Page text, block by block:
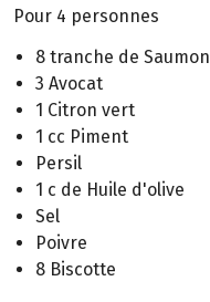
Pour 4 personnes
8 tranche de Saumon
3 Avocat
1 Citron vert
1 cc Piment
Persil
1 c de Huile d'olive
Sel
Poivre
8 Biscotte